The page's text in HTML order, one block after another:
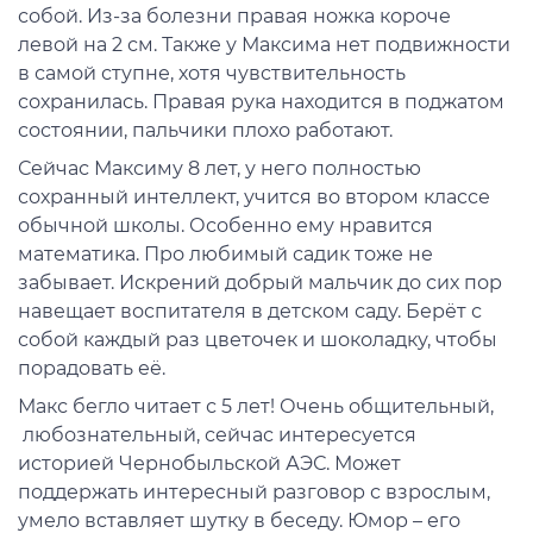
собой. Из-за болезни правая ножка короче
левой на 2 см. Также у Максима нет подвижности
в самой ступне, хотя чувствительность
сохранилась. Правая рука находится в поджатом
состоянии, пальчики плохо работают.
Сейчас Максиму 8 лет, у него полностью
сохранный интеллект, учится во втором классе
обычной школы. Особенно ему нравится
математика. Про любимый садик тоже не
забывает. Искрений добрый мальчик до сих пор
навещает воспитателя в детском саду. Берёт с
собой каждый раз цветочек и шоколадку, чтобы
порадовать её.
Макс бегло читает с 5 лет! Очень общительный,
любознательный, сейчас интересуется
историей Чернобыльской АЭС. Может
поддержать интересный разговор с взрослым,
умело вставляет шутку в беседу. Юмор – его